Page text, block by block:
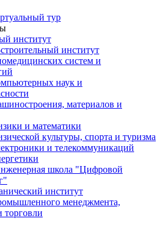
тур
институт
институт
систем и
наук и
материалов и
и математики
культуры, спорта и туризма
и телекоммуникаций
школа "Цифровой
институт
менеджмента,
торговли